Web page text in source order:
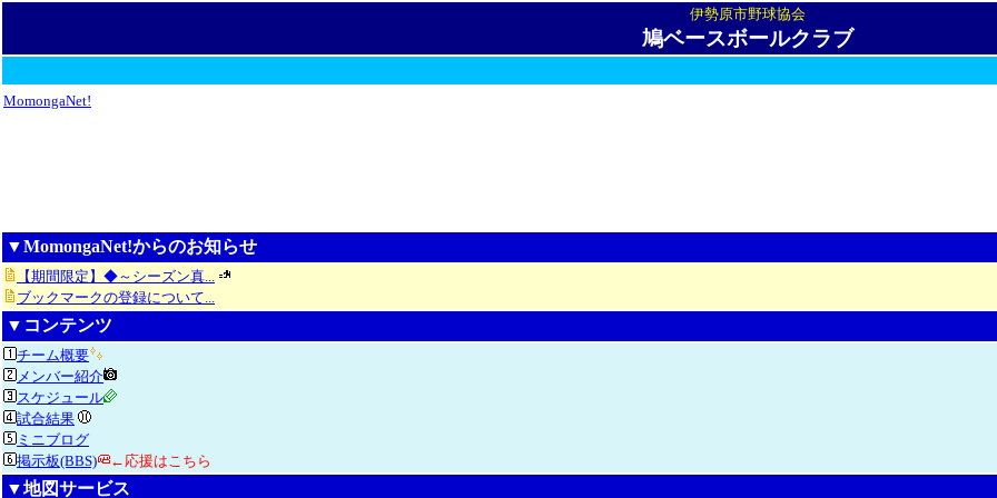
伊勢原市野球協会
鳩ベースボールクラブ
MomongaNet!
▼MomongaNet!からのお知らせ
【期間限定】◆～シーズン真...
ブックマークの登録について...
▼コンテンツ
チーム概要
メンバー紹介
スケジュール
試合結果
ミニブログ
掲示板(BBS)
←応援はこちら
▼地図サービス